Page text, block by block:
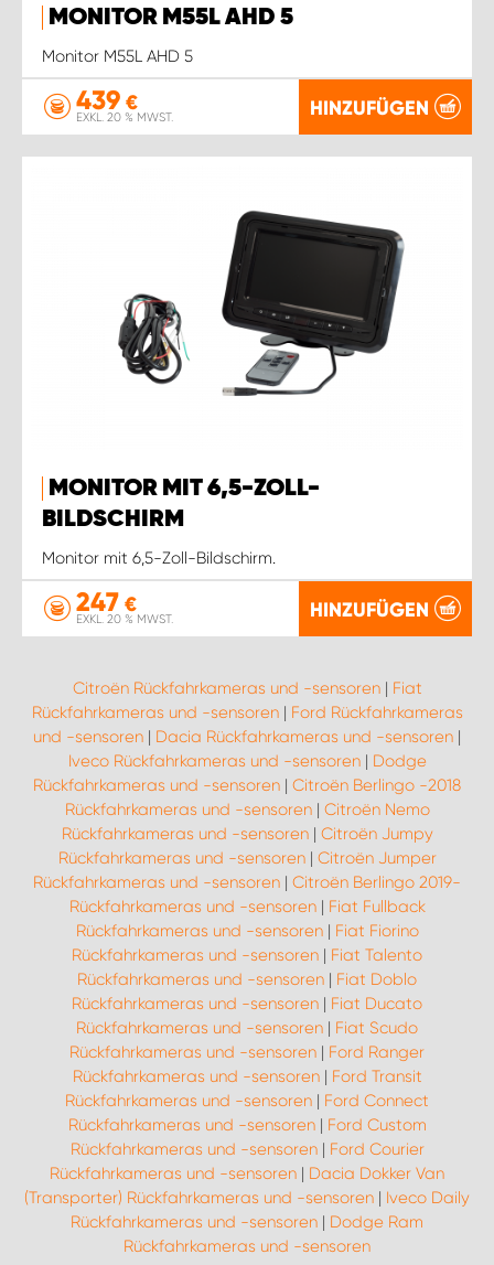
MONITOR M55L AHD 5
Monitor M55L AHD 5
439 €
EXKL. 20 % MWST. HINZUFÜGEN
MONITOR MIT 6,5-ZOLL-
BILDSCHIRM
Monitor mit 6,5-Zoll-Bildschirm.
247 €
EXKL. 20 % MWST. HINZUFÜGEN
Citroën Rückfahrkameras und -sensoren| Fiat
Rückfahrkameras und -sensoren| Ford Rückfahrkameras
und -sensoren | Dacia Rückfahrkameras und -sensoren |
Iveco Rückfahrkameras und -sensoren| Dodge
Rückfahrkameras und -sensoren | Citroën Berlingo -2018
Rückfahrkameras und -sensoren| Citroën Nemo
Rückfahrkameras und -sensoren| Citroën Jumpy
Rückfahrkameras und -sensoren| Citroën Jumper
Rückfahrkameras und -sensoren | Citroën Berlingo 2019-
Rückfahrkameras und -sensoren| Fiat Fullback
Rückfahrkameras und -sensoren| Fiat Fiorino
Rückfahrkameras und -sensoren | Fiat Talento
Rückfahrkameras und -sensoren | Fiat Doblo
Rückfahrkameras und -sensoren | Fiat Ducato
Rückfahrkameras und -sensoren | Fiat Scudo
Rückfahrkameras und -sensoren | Ford Ranger
Rückfahrkameras und -sensoren| Ford Transit
Rückfahrkameras und -sensoren | Ford Connect
Rückfahrkameras und -sensoren| Ford Custom
Rückfahrkameras und -sensoren| Ford Courier
Rückfahrkameras und -sensoren | Dacia Dokker Van
(Transporter) Rückfahrkameras und -sensoren | Iveco Daily
Rückfahrkameras und -sensoren | Dodge Ram
Rückfahrkameras und -sensoren